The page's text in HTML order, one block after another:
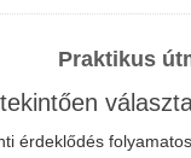
Praktikus
érdeklődés